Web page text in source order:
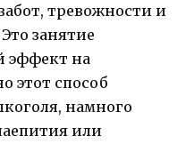
тревожности и
занятие
эффект на
этот способ
намного
или